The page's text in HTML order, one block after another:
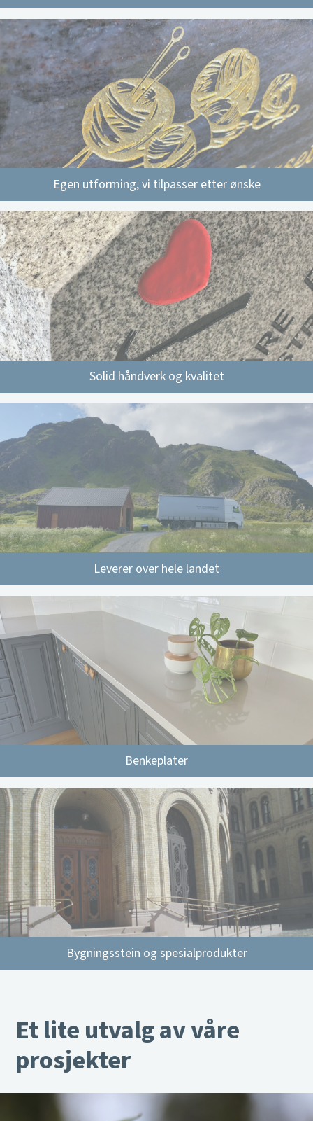
Egen utforming, vi tilpasser etter ønske
Solid håndverk og kvalitet
Leverer over hele landet
Benkeplater
Bygningsstein og spesialprodukter
Et lite utvalg av våre
prosjekter